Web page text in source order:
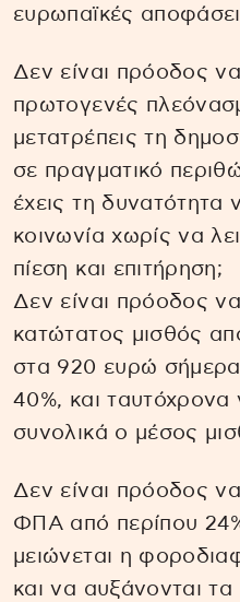
ευρωπαϊκές
Δεν είναι πρόοδος να
πρωτογενές
μετατρέπεις τη
σε πραγματικό
έχεις τη δυνατότητα
κοινωνία χωρίς να
πίεση και επιτήρηση;
Δεν είναι πρόοδος
κατώτατος μισθός
στα 920 ευρώ
40%, και ταυτόχρονα
συνολικά ο μέσος
Δεν είναι πρόοδος
ΦΠΑ από περίπου
μειώνεται η
και να αυξάνονται